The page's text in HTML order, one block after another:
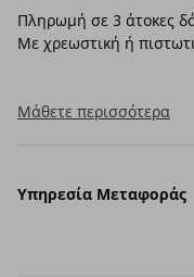
Πληρωμή σε 3 άτοκες
Με χρεωστική ή
Μάθετε περισσότερα
Υπηρεσία Μεταφοράς